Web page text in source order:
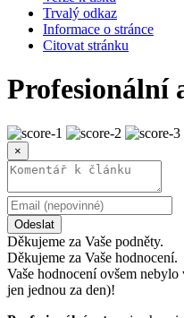
Trvalý odkaz
Informace o stránce
Citovat stránku
Profesionální
×
Odeslat
Děkujeme za Vaše podněty.
Děkujeme za Vaše hodnocení.
Vaše hodnocení ovšem
jen jednou za den)!